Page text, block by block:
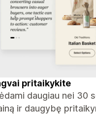
pritaikykite
daugiau nei 30
ir daugybę